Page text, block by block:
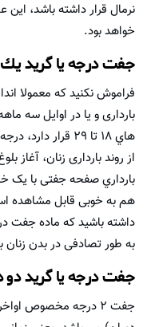
خواهد بود.
جفت درجه یا گرید يك
فراموش نکنید كه معمولا
بارداری و یا در اوایل سه
هاي ۱۸ تا ۲۹
از روند بارداری زنان، آغاز
بارداري صفحه جفتی با یک
هم به خوبی قابل مشاهده
داشته باشيد كه ماده جفت
به طور تصادفی در بدن زنان
جفت درجه یا گرید دو
جفت ۲ درجه مخصوص